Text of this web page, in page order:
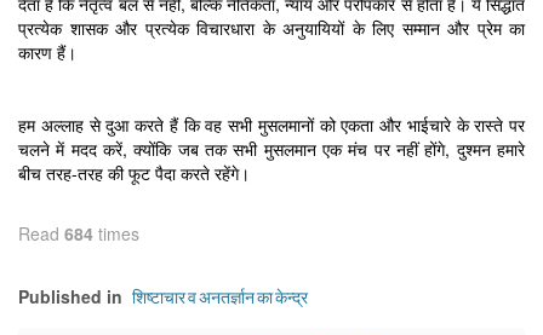
प्रत्येक शासक और प्रत्येक विचारधारा के अनुयायियों के लिए सम्मान और प्रेम का
कारण हैं।
हम अल्लाह से दुआ करते हैं कि वह सभी मुसलमानों को एकता और भाईचारे के रास्ते पर
चलने में मदद करें, क्योंकि जब तक सभी मुसलमान एक मंच पर नहीं होंगे, दुश्मन हमारे
बीच तरह-तरह की फूट पैदा करते रहेंगे।
Read 684 times
Published in शिष्टाचार व अनतर्ज्ञान का केन्द्र